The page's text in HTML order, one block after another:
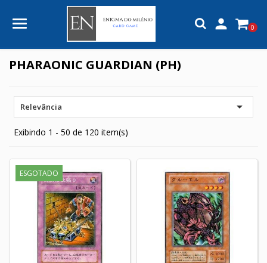
 0
PHARAONIC GUARDIAN (PH)
Relevância 
Exibindo 1 - 50 de 120 item(s)
ESGOTADO